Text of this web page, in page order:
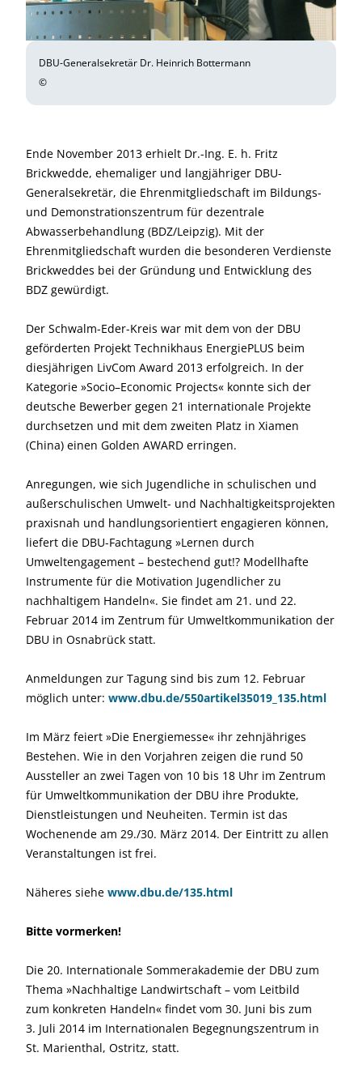
DBU-Generalsekretär Dr. Heinrich Bottermann
©
Ende November 2013 erhielt Dr.-Ing. E. h. Fritz
Brickwedde, ehemaliger und langjähriger DBU-
Generalsekretär, die Ehrenmitgliedschaft im Bildungs-
und Demonstrationszentrum für dezentrale
Abwasserbehandlung (BDZ/Leipzig). Mit der
Ehrenmitgliedschaft wurden die besonderen Verdienste
Brickweddes bei der Gründung und Entwicklung des
BDZ gewürdigt.
Der Schwalm-Eder-Kreis war mit dem von der DBU
geförderten Projekt Technikhaus EnergiePLUS beim
diesjährigen LivCom Award 2013 erfolgreich. In der
Kategorie »Socio–Economic Projects« konnte sich der
deutsche Bewerber gegen 21 internationale Projekte
durchsetzen und mit dem zweiten Platz in Xiamen
(China) einen Golden AWARD erringen.
Anregungen, wie sich Jugendliche in schulischen und
außerschulischen Umwelt- und Nachhaltigkeitsprojekten
praxisnah und handlungsorientiert engagieren können,
liefert die DBU-Fachtagung »Lernen durch
Umweltengagement – bestechend gut!? Modellhafte
Instrumente für die Motivation Jugendlicher zu
nachhaltigem Handeln«. Sie findet am 21. und 22.
Februar 2014 im Zentrum für Umweltkommunikation der
DBU in Osnabrück statt.
Anmeldungen zur Tagung sind bis zum 12. Februar
möglich unter: www.dbu.de/550artikel35019_135.html
Im März feiert »Die Energiemesse« ihr zehnjähriges
Bestehen. Wie in den Vorjahren zeigen die rund 50
Aussteller an zwei Tagen von 10 bis 18 Uhr im Zentrum
für Umweltkommunikation der DBU ihre Produkte,
Dienstleistungen und Neuheiten. Termin ist das
Wochenende am 29./30. März 2014. Der Eintritt zu allen
Veranstaltungen ist frei.
Näheres siehe www.dbu.de/135.html
Bitte vormerken!
Die 20. Internationale Sommerakademie der DBU zum
Thema »Nachhaltige Landwirtschaft – vom Leitbild
zum konkreten Handeln« findet vom 30. Juni bis zum
3. Juli 2014 im Internationalen Begegnungszentrum in
St. Marien­thal, Ostritz, statt.